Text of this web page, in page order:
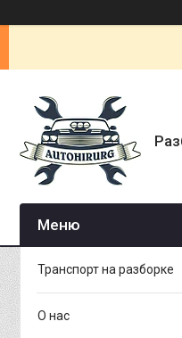
Транспорт на разборке
О нас